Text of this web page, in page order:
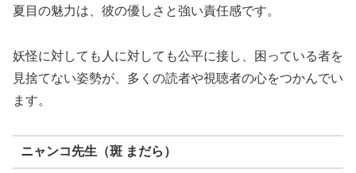
夏目の魅力は、彼の優しさと強い責任感です。
妖怪に対しても人に対しても公平に接し、困っている者を
見捨てない姿勢が、多くの読者や視聴者の心をつかんでい
ます。
ニャンコ先生（斑 まだら）